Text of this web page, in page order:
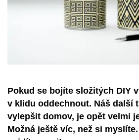
Pokud se bojíte složitých DIY
v klidu oddechnout. Náš další
vylepšit domov, je opět velmi
Možná ještě víc, než si